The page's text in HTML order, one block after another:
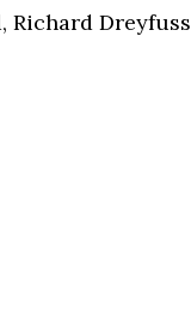
Richard Dreyfuss